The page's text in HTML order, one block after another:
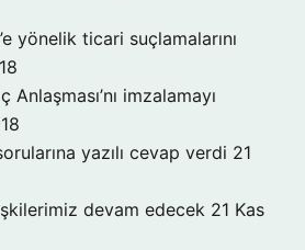
yönelik ticari suçlamalarını
imzalamayı
yazılı cevap verdi 21
devam edecek 21 Kas